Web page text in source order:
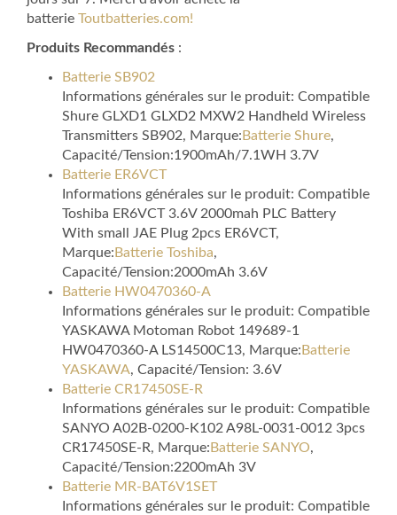
batterie Toutbatteries.com!
Produits Recommandés :
Batterie SB902
Informations générales sur le produit: Compatible
Shure GLXD1 GLXD2 MXW2 Handheld Wireless
Transmitters SB902, Marque: Batterie Shure,
Capacité/Tension:1900mAh/7.1WH 3.7V
Batterie ER6VCT
Informations générales sur le produit: Compatible
Toshiba ER6VCT 3.6V 2000mah PLC Battery
With small JAE Plug 2pcs ER6VCT,
Marque: Batterie Toshiba,
Capacité/Tension:2000mAh 3.6V
Batterie HW0470360-A
Informations générales sur le produit: Compatible
YASKAWA Motoman Robot 149689-1
HW0470360-A LS14500C13, Marque: Batterie
YASKAWA, Capacité/Tension: 3.6V
Batterie CR17450SE-R
Informations générales sur le produit: Compatible
SANYO A02B-0200-K102 A98L-0031-0012 3pcs
CR17450SE-R, Marque: Batterie SANYO,
Capacité/Tension:2200mAh 3V
Batterie MR-BAT6V1SET
Informations générales sur le produit: Compatible